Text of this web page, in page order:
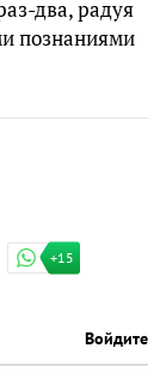
два, радуя
познаниями
+15
Войдите